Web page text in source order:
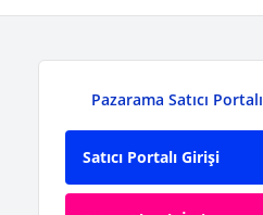
Pazarama Satıcı Portalı
Satıcı Portalı Girişi